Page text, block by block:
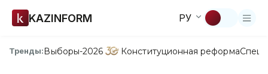
KAZINFORM РУ
Тренды:Выборы-2026 Конституционная реформа